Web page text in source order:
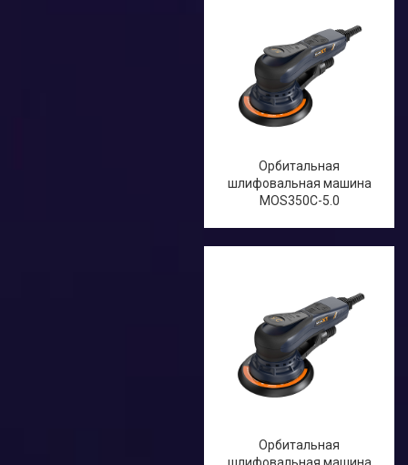
Орбитальная
шлифовальная машина
MOS350C-5.0
Орбитальная